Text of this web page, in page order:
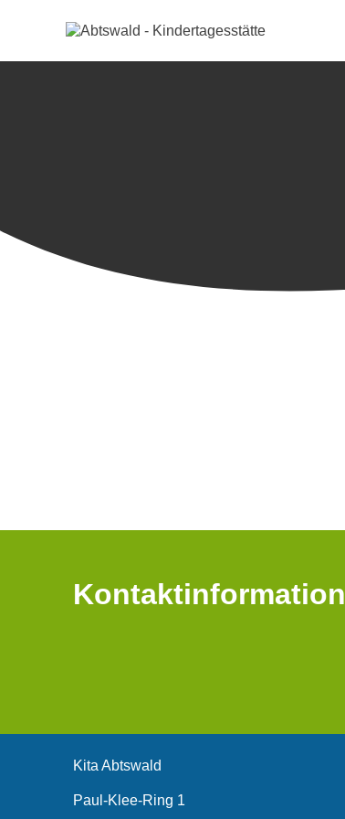
Kontaktinformation
Kita Abtswald
Paul-Klee-Ring 1